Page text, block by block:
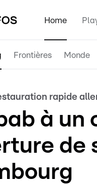
Home
Frontières Monde
rapide
à
de